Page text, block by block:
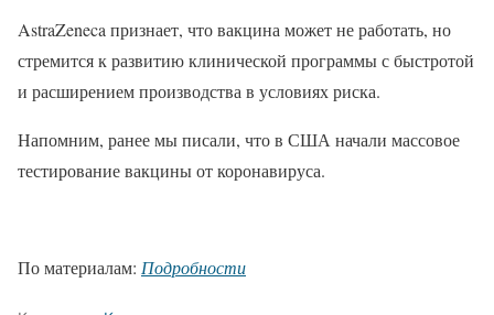
AstraZeneca признает, что вакцина может не работать, но
стремится к развитию клинической программы с быстротой
и расширением производства в условиях риска.
Напомним, ранее мы писали, что в США начали массовое
тестирование вакцины от коронавируса.
По материалам: Подробности